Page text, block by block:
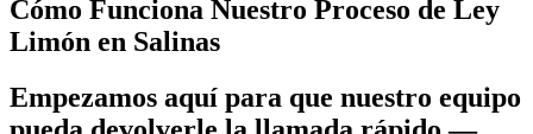
Cómo Funciona Nuestro Proceso de Ley
Limón en Salinas
Empezamos aquí para que nuestro equipo